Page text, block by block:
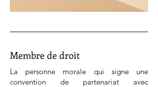
Membre de droit
La personne morale qui signe une
convention de partenariat avec